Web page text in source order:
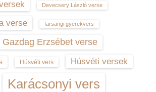
Devecsery László verse
verse farsangi gyerekvers
Gazdag Erzsébet verse
Húsvéti vers Húsvéti versek
Karácsonyi vers